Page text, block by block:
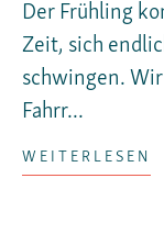
Der Frühling
Zeit, sich
schwingen.
Fahrr...
WEITERLESEN